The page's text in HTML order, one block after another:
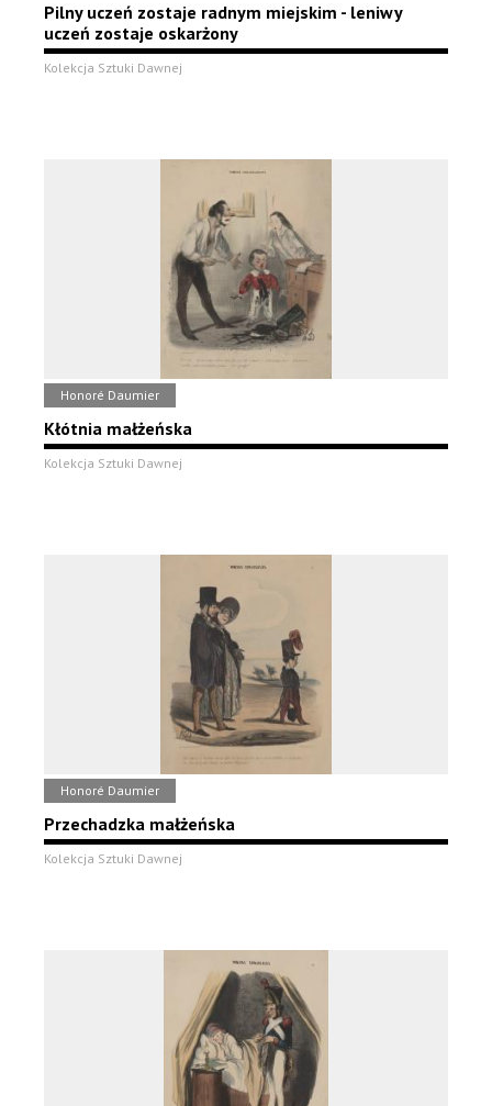
Pilny uczeń zostaje radnym miejskim - leniwy
uczeń zostaje oskarżony
Kolekcja Sztuki Dawnej
Honoré Daumier
Kłótnia małżeńska
Kolekcja Sztuki Dawnej
Honoré Daumier
Przechadzka małżeńska
Kolekcja Sztuki Dawnej